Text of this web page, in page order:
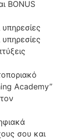
BONUS
Academy”
σου και